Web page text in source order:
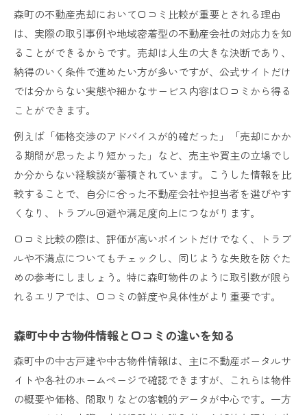
森町の不動産売却において口コミ比較が重要とされる理由
は、実際の取引事例や地域密着型の不動産会社の対応力を知
ることができるからです。売却は人生の大きな決断であり、
納得のいく条件で進めたい方が多いですが、公式サイトだけ
では分からない実態や細かなサービス内容は口コミから得る
ことができます。
例えば「価格交渉のアドバイスが的確だった」「売却にかか
る期間が思ったより短かった」など、売主や買主の立場でし
か分からない経験談が蓄積されています。こうした情報を比
較することで、自分に合った不動産会社や担当者を選びやす
くなり、トラブル回避や満足度向上につながります。
口コミ比較の際は、評価が高いポイントだけでなく、トラブ
ルや不満点についてもチェックし、同じような失敗を防ぐた
めの参考にしましょう。特に森町物件のように取引数が限ら
れるエリアでは、口コミの鮮度や具体性がより重要です。
森町中中古物件情報と口コミの違いを知る
森町中の中古戸建や中古物件情報は、主に不動産ポータルサ
イトや各社のホームページで確認できますが、これらは物件
の概要や価格、間取りなどの客観的データが中心です。一方